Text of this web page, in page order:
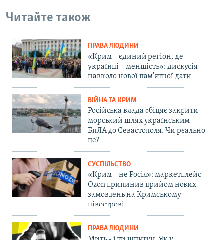
Читайте також
ПРАВА ЛЮДИНИ
«Крим – єдиний регіон, де
українці – меншість»: дискусія
навколо нової пам'ятної дати
ВІЙНА ТА КРИМ
Російська влада обіцяє закрити
морський шлях українським
БпЛА до Севастополя. Чи реально
це?
СУСПІЛЬСТВО
«Крим – не Росія»: маркетплейс
Ozon припинив прийом нових
замовлень на Кримському
півострові
ПРАВА ЛЮДИНИ